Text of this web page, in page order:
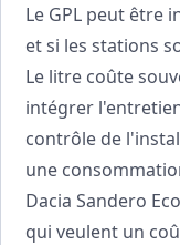
Le GPL peut être
et si les stations
Le litre coûte
intégrer
contrôle de
une
Dacia Sandero
qui veulent un